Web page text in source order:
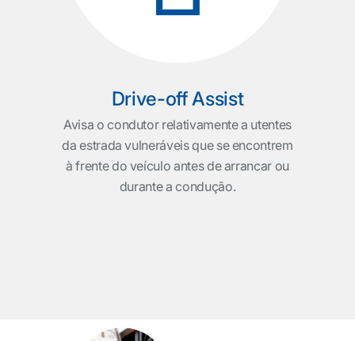
Drive-off Assist
Avisa o condutor relativamente a utentes
da estrada vulneráveis que se encontrem
à frente do veículo antes de arrancar ou
durante a condução.